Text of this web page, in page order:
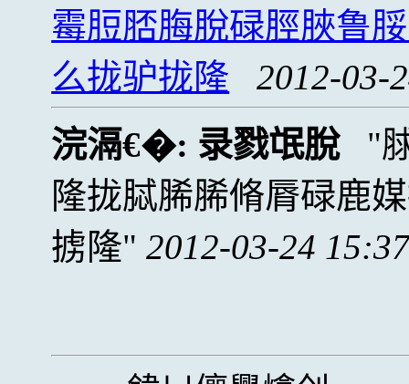
霉脰脴脢脫碌脛脥鲁
么拢驴拢隆
2012-03-
浣滆€�: 录戮氓脫
隆拢脦脪脪脩脣碌鹿
掳隆
2012-03-24